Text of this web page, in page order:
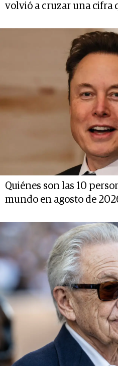
volvió a cruzar una cifra
Quiénes son las 10
mundo en agosto de